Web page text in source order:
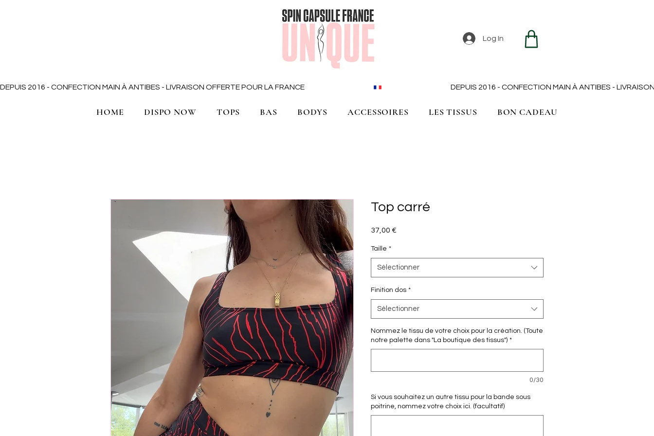
Log In
DEPUIS 2016 - CONFECTION MAIN À ANTIBES - LIVRAISON OFFERTE POUR LA FRANCE
HOME DISPO NOW TOPS BAS BODYS ACCESSOIRES LES TISSUS BON CADEAU
Top carré
37,00 €
Taille *
Sélectionner
Finition dos *
Sélectionner
Nommez le tissu de votre choix pour la création. (Toute
notre palette dans "La boutique des tissus") *
0/30
Si vous souhaitez un autre tissu pour la bande sous
poitrine, nommez votre choix ici. (facultatif)